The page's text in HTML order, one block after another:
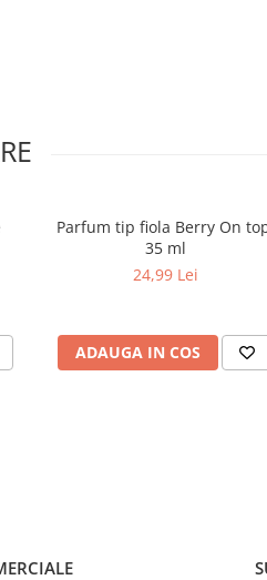
Parfum tip fiola Berry On
35 ml
24,99 Lei
ADAUGA IN COS